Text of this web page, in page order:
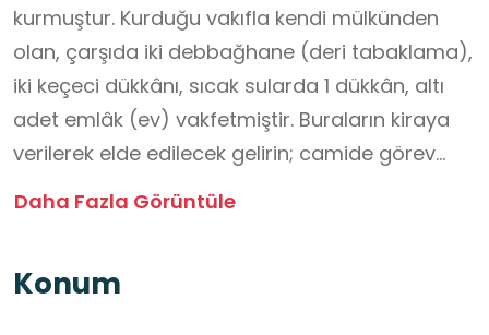
kurmuştur. Kurduğu vakıfla kendi mülkünden
olan, çarşıda iki debbağhane (deri tabaklama),
iki keçeci dükkânı, sıcak sularda 1 dükkân, altı
adet emlâk (ev) vakfetmiştir. Buraların kiraya
verilerek elde edilecek gelirin; camide görev
yapacak imam, hatip, müezzin, hademe vs.
bakımı için harcanmasını şart koşmuştur.
Daha Fazla Görüntüle
Konum